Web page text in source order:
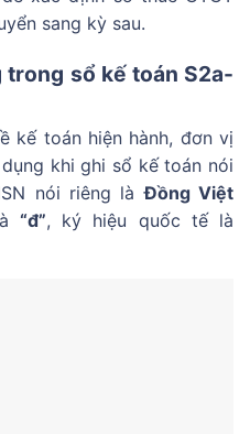
sang kỳ sau.
sổ kế toán S2a-
kế toán hiện hành, đơn vị
khi ghi sổ kế toán nói
nói riêng làĐồng Việt
“đ”, ký hiệu quốc tế là